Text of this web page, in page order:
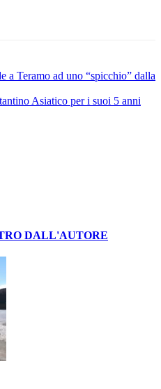
a Teramo ad uno “spicchio” dalla
Asiatico per i suoi 5 anni
DALL'AUTORE